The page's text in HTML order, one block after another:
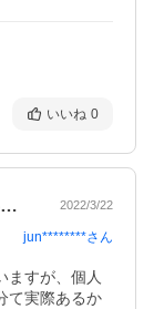
いいね 0
ちょっとグロいので万人受けはしないと思… 2022/3/22
jun********さん
ますが、個人
て実際あるか